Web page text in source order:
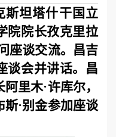
斯坦塔什干国立
院院长孜克里拉
座谈交流。昌吉
谈会并讲话。昌
里木·许库尔，
·别金参加座谈